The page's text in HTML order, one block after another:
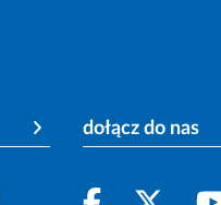
dołącz do nas